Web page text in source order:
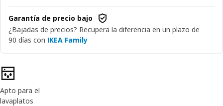
Garantía de precio bajo
¿Bajadas de precios? Recupera la diferencia en un plazo de
90 días con IKEA Family
Características del producto
Apto para el
lavaplatos